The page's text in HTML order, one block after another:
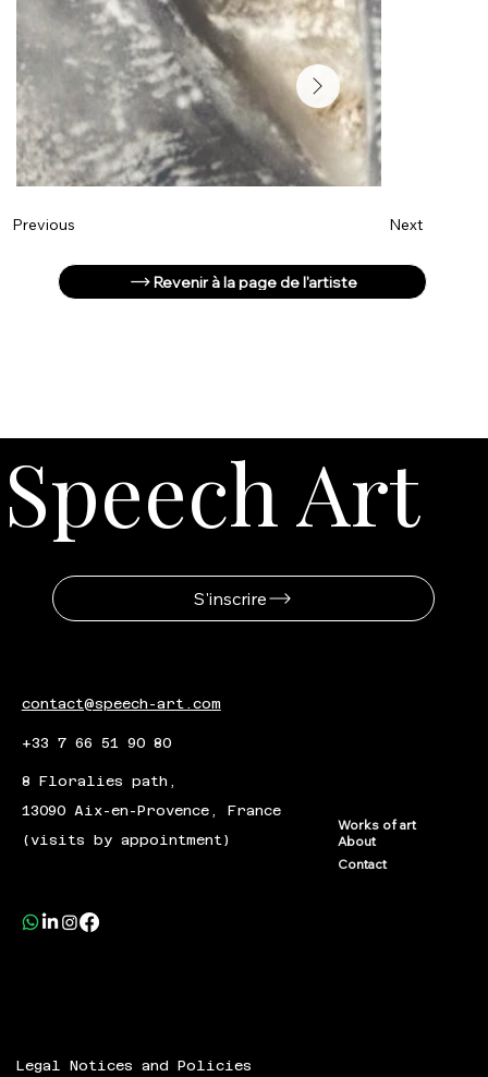
Previous Next
Revenir à la page de l'artiste
Speech Art
contact@speech-art.com
+33 7 66 51 90 80
8 Floralies path,
13090 Aix-en-Provence, France
(visits by appointment)
Works of art
About
Contact
Legal Notices and Policies
S'inscrire